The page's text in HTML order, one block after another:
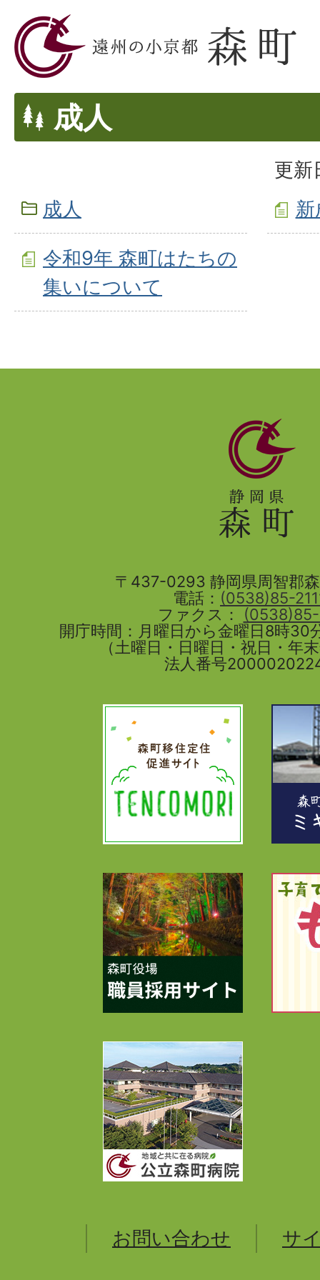
成人
更新
成人
令和9年 森町はたちの
集いについて
静
岡
県
森
町
〒437-0293 静岡県周智郡
電話： (0538)85-
ファクス：
開庁時間：月曜日から金曜日8時30
（土曜日・日曜日・祝日・年
法人番号
お問い合わせ サ